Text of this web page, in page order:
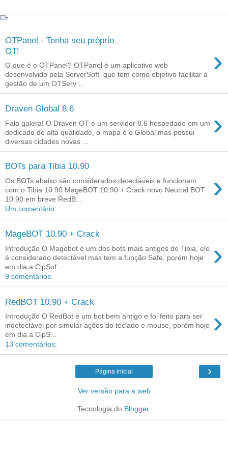
OTPanel - Tenha seu próprio
OT!
›
O que é o OTPanel? OTPanel é um aplicativo web
desenvolvido pela ServerSoft que tem como objetivo facilitar a
gestão de um OTServ ...
Draven Global 8.6 ›
Fala galera! O Draven OT é um servidor 8.6 hospedado em um
dedicado de alta qualidade, o mapa é o Global mas possui
diversas cidades novas ...
BOTs para Tibia 10.90
›
Os BOTs abaixo são considerados detectáveis e funcionam
com o Tibia 10.90 MageBOT 10.90 + Crack novo Neutral BOT
10.90 em breve RedB...
Um comentário:
MageBOT 10.90 + Crack
›
Introdução O Magebot é um dos bots mais antigos do Tibia, ele
é considerado detectável mas tem a função Safe, porém hoje
em dia a CipSof...
9 comentários:
RedBOT 10.90 + Crack
›
Introdução O RedBot é um bot bem antigo e foi feito para ser
indetectável por simular ações do teclado e mouse, porém hoje
em dia a CipS...
13 comentários:
›
Página inicial
Ver versão para a web
Tecnologia do Blogger.